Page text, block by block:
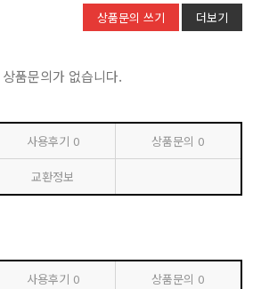
상품문의 쓰기 더보기
상품문의가 없습니다.
사용후기 0 상품문의 0
교환정보
사용후기 0 상품문의 0